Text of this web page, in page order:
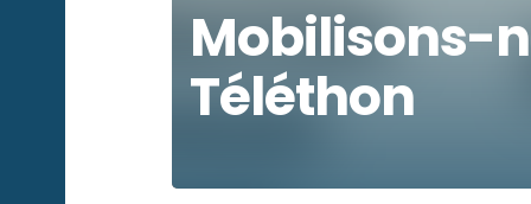
Mobilisons-
Téléthon